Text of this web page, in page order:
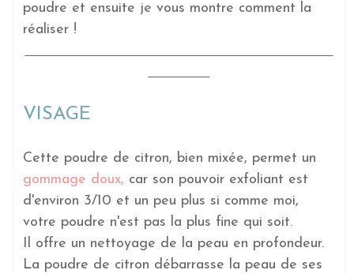
poudre et ensuite je vous montre comment la
réaliser !
VISAGE
Cette poudre de citron, bien mixée, permet un
gommage doux, car son pouvoir exfoliant est
d'environ 3/10 et un peu plus si comme moi,
votre poudre n'est pas la plus fine qui soit.
Il offre un nettoyage de la peau en profondeur.
La poudre de citron débarrasse la peau de ses